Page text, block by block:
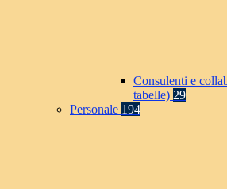
Consulenti e
tabelle) 29
Personale 194